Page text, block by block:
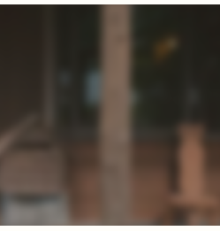
テイクアウト